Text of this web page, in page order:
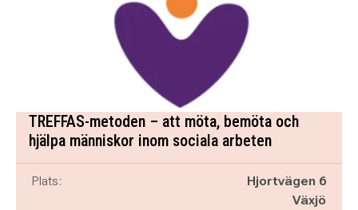
TREFFAS-metoden – att möta, bemöta och
hjälpa människor inom sociala arbeten
Plats:
Hjortvägen 6
Växjö